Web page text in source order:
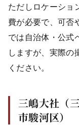
ただしロケーショ
費が必要で、可否
では自治体・公式
しますが、実際の
ください。
三嶋大社（
市駿河区）